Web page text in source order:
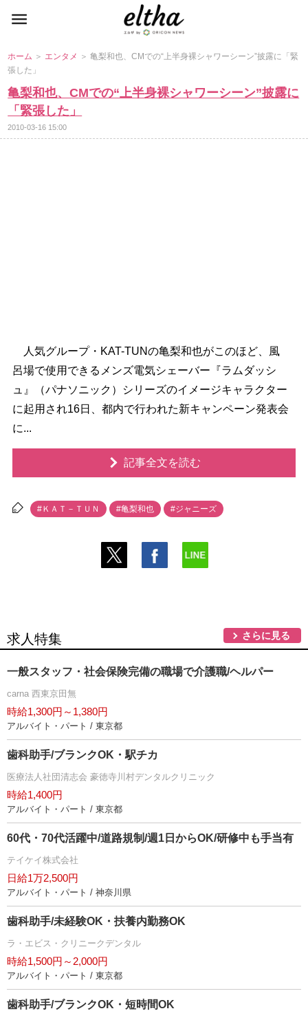
ホーム ＞ エンタメ ＞ 亀梨和也、CMでの“上半身裸シャワーシーン”披露に「緊
張した」
亀梨和也、CMでの“上半身裸シャワーシーン”披露に
「緊張した」
2010-03-16 15:00
人気グループ・KAT-TUNの亀梨和也がこのほど、風
呂場で使用できるメンズ電気シェーバー『ラムダッシ
ュ』（パナソニック）シリーズのイメージキャラクター
に起用され16日、都内で行われた新キャンペーン発表会
に...
記事全文を読む
#ＫＡＴ－ＴＵＮ #亀梨和也 #ジャニーズ
求人特集 さらに見る
一般スタッフ・社会保険完備の職場で介護職/ヘルパー
carna 西東京田無
時給1,300円～1,380円
アルバイト・パート / 東京都
歯科助手/ブランクOK・駅チカ
医療法人社団清志会 豪徳寺川村デンタルクリニック
時給1,400円
アルバイト・パート / 東京都
60代・70代活躍中/道路規制/週1日からOK/研修中も手当有
テイケイ株式会社
日給1万2,500円
アルバイト・パート / 神奈川県
歯科助手/未経験OK・扶養内勤務OK
ラ・エビス・クリニークデンタル
時給1,500円～2,000円
アルバイト・パート / 東京都
歯科助手/ブランクOK・短時間OK